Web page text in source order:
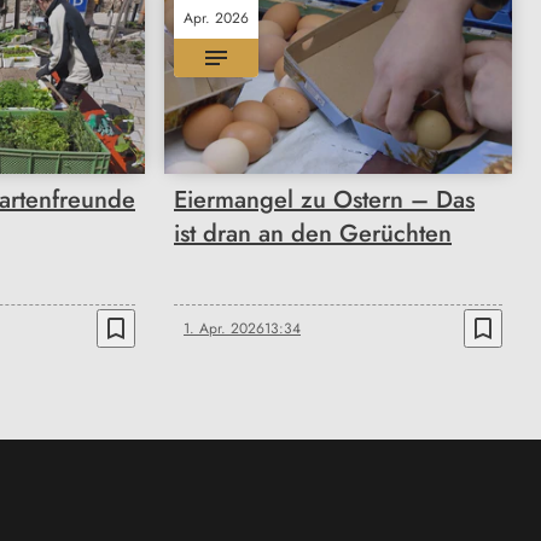
bookmark_border
Apr. 2026
Eiermangel zu Ostern – Das
ist dran an den Gerüchten
1. Apr. 202613:34 bookmark_border